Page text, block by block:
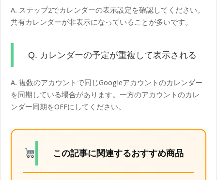
A. ステップ2でカレンダーの表示設定を確認してください。
共有カレンダーが非表示になっていることが多いです。
Q. カレンダーの予定が重複して表示される
A. 複数のアカウントで同じGoogleアカウントのカレンダー
を同期している場合があります。一方のアカウントのカレ
ンダー同期をOFFにしてください。
この記事に関連するおすすめ商品